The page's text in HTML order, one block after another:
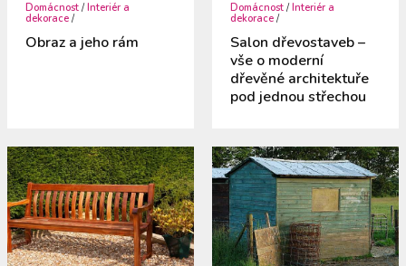
Domácnost /Interiér a
dekorace /
Obraz a jeho rám
Domácnost /Interiér a
dekorace /
Salon dřevostaveb –
vše o moderní
dřevěné architektuře
pod jednou střechou